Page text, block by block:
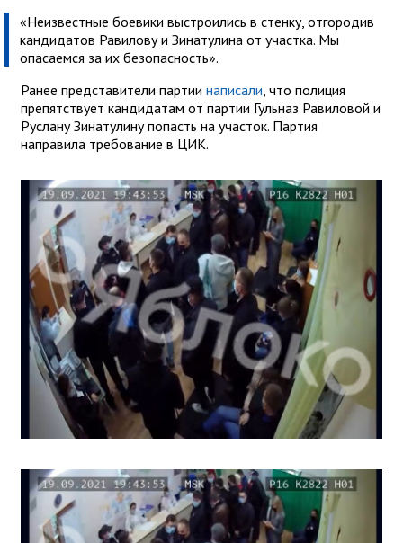
«Неизвестные боевики выстроились в стенку, отгородив
кандидатов Равилову и Зинатулина от участка. Мы
опасаемся за их безопасность».
Ранее представители партии написали, что полиция
препятствует кандидатам от партии Гульназ Равиловой и
Руслану Зинатулину попасть на участок. Партия
направила требование в ЦИК.